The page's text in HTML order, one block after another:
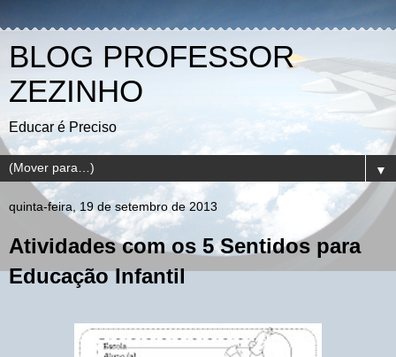
BLOG PROFESSOR
ZEZINHO
Educar é Preciso
▼
quinta-feira, 19 de setembro de 2013
Atividades com os 5 Sentidos para
Educação Infantil